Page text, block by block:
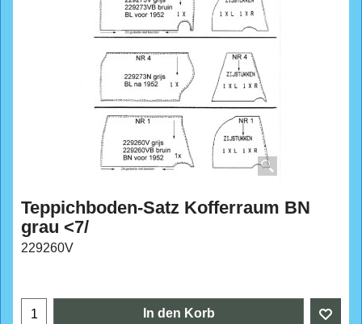
Teppichboden-Satz Kofferraum BN
grau <7/
229260V
In den Korb